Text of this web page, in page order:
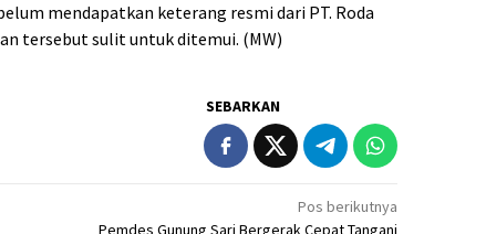
mendapatkan keterang resmi dari PT. Roda
tersebut sulit untuk ditemui. (MW)
SEBARKAN
Pos berikutnya